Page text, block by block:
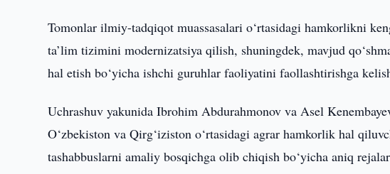
Tomonlar ilmiy-tadqiqot muassasalari o‘rtasidagi hamkorlikni
ta’lim tizimini modernizatsiya qilish, shuningdek, mavjud
hal etish bo‘yicha ishchi guruhlar faoliyatini faollashtirishga
Uchrashuv yakunida Ibrohim Abdurahmonov va Asel
O‘zbekiston va Qirg‘iziston o‘rtasidagi agrar hamkorlik hal
tashabbuslarni amaliy bosqichga olib chiqish bo‘yicha aniq